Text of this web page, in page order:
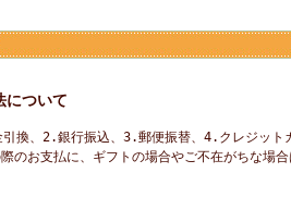
について
換、2.銀行振込、3.郵便振替、4.クレジット
のお支払に、ギフトの場合やご不在がちな